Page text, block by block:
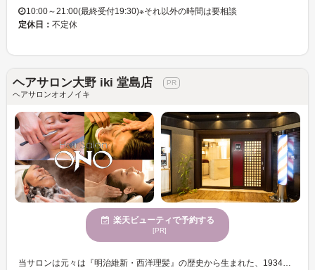
10:00～21:00(最終受付19:30)※それ以外の時間は要相談
定休日： 不定休
ヘアサロン大野 iki 堂島店
ヘアサロンオオノイキ
楽天ビューティで予約する
[PR]
当サロンは元々は『明治維新・西洋理髪』の歴史から生まれた、1934年創業【理容御三家】のひとつである歴史と伝統の理容室。最高級の技術とおもてなしのサービスを提供致します。 【眉毛】【髭】【ネイルケア】【フェイスケア】【フットケア】【シェービング】など様々な最先端の身嗜み作りで皆様の人生を左右する大局観に『自信』と『相手の心に刻まれる印象力』をご提供します。 特に、ヘアサロン大野グループの祖である大日本美髪会の中心的人物が黒船に乗り込み、西洋の顔剃りを学び、日本全土へ広げたシェービング技術。とどまることなく研究し続けた、まさにエグゼクティブシェービングは、理容学校の教科書に載るなど模範となっております。 大阪の地でお客様を更にワンステージ上げる印象力作り、そして極上の癒しのひと時をご提供致します。 会議の前に、営業の前に、パーティーの前に、友人に会う前に、休日や休み時間のひと時に・・・印象力に艶を出し、再び自信あふれるアナタへ出会いませんか？